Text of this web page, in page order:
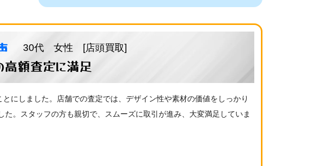
30代 女性 [店頭買取]
高額査定に満足
にしました。店舗での査定では、デザイン性や素材の価値をしっかり
。スタッフの方も親切で、スムーズに取引が進み、大変満足していま